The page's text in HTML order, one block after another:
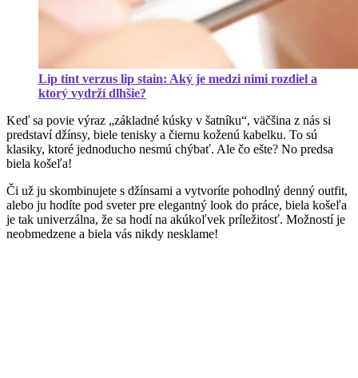
Lip tint verzus lip stain: Aký je medzi nimi rozdiel a
ktorý vydrží dlhšie?
Keď sa povie výraz „základné kúsky v šatníku“, väčšina z nás si
predstaví džínsy, biele tenisky a čiernu koženú kabelku. To sú
klasiky, ktoré jednoducho nesmú chýbať. Ale čo ešte? No predsa
biela košeľa!
Či už ju skombinujete s džínsami a vytvoríte pohodlný denný outfit,
alebo ju hodíte pod sveter pre elegantný look do práce, biela košeľa
je tak univerzálna, že sa hodí na akúkoľvek príležitosť. Možností je
neobmedzene a biela vás nikdy nesklame!